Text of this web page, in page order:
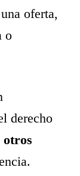
oferta,
o
derecho
otros